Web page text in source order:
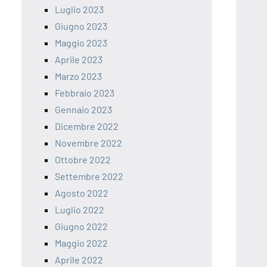
Luglio 2023
Giugno 2023
Maggio 2023
Aprile 2023
Marzo 2023
Febbraio 2023
Gennaio 2023
Dicembre 2022
Novembre 2022
Ottobre 2022
Settembre 2022
Agosto 2022
Luglio 2022
Giugno 2022
Maggio 2022
Aprile 2022